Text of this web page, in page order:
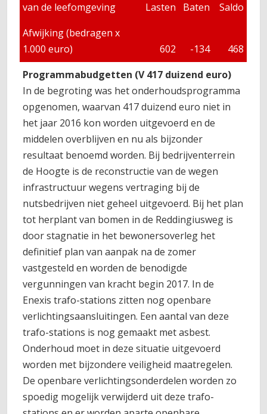
van de leefomgeving
Lasten Baten
Saldo
Afwijking (bedragen x
1.000 euro)
602 -134
468
Programmabudgetten (V 417 duizend euro)
In de begroting was het onderhoudsprogramma
opgenomen, waarvan 417 duizend euro niet in
het jaar 2016 kon worden uitgevoerd en de
middelen overblijven en nu als bijzonder
resultaat benoemd worden. Bij bedrijventerrein
de Hoogte is de reconstructie van de wegen
infrastructuur wegens vertraging bij de
nutsbedrijven niet geheel uitgevoerd. Bij het plan
tot herplant van bomen in de Reddingiusweg is
door stagnatie in het bewonersoverleg het
definitief plan van aanpak na de zomer
vastgesteld en worden de benodigde
vergunningen van kracht begin 2017. In de
Enexis trafo-stations zitten nog openbare
verlichtingsaansluitingen. Een aantal van deze
trafo-stations is nog gemaakt met asbest.
Onderhoud moet in deze situatie uitgevoerd
worden met bijzondere veiligheid maatregelen.
De openbare verlichtingsonderdelen worden zo
spoedig mogelijk verwijderd uit deze trafo-